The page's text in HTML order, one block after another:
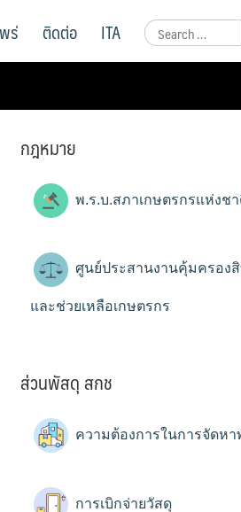
Search
for:
ร่ ติดต่อ ITA
กฎหมาย
พ.ร.บ.สภาเกษตรกรแห่งช
ศูนย์ประสานงานคุ้มครอง
และช่วยเหลือเกษตรกร
ส่วนพัสดุ สกช
ความต้องการในการจัดห
การเบิกจ่ายวัสดุ